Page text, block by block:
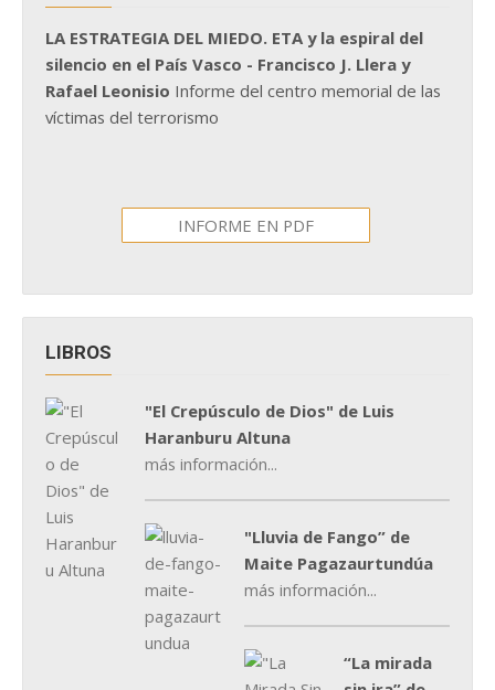
LA ESTRATEGIA DEL MIEDO. ETA y la espiral del
silencio en el País Vasco - Francisco J. Llera y
Rafael Leonisio Informe del centro memorial de las
víctimas del terrorismo
INFORME EN PDF
LIBROS
"El Crepúsculo de Dios" de Luis
Haranburu Altuna
más información...
"Lluvia de Fango” de
Maite Pagazaurtundúa
más información...
“La mirada